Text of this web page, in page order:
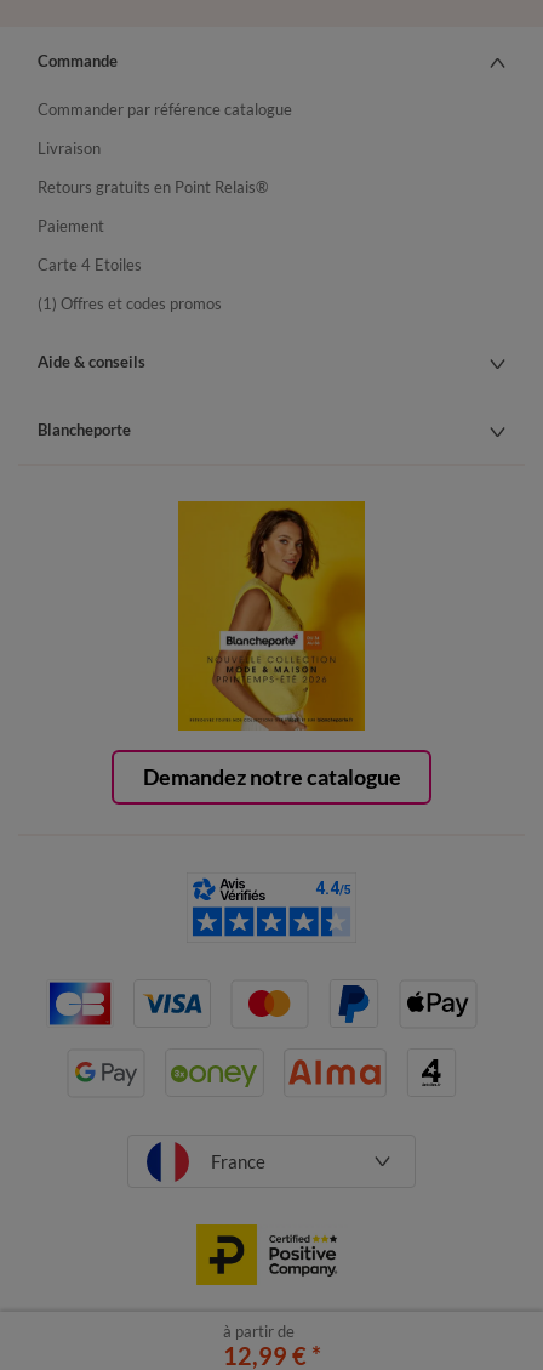
à partir de
12,99 € *
Demandez notre catalogue
Commande
Commander par référence catalogue
Livraison
Retours gratuits en Point Relais®
Paiement
Carte 4 Etoiles
(1) Offres et codes promos
Aide & conseils
Blancheporte
France
Données personnelles